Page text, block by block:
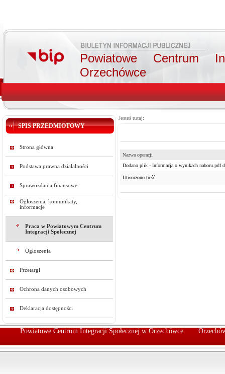
Powiatowe Centrum
Orzechówce
SPIS PRZEDMIOTOWY
Strona główna
Podstawa prawna działalności
Sprawozdania finansowe
Ogłoszenia, komunikaty,
informacje
Praca w Powiatowym Centrum
Integracji Społecznej
Ogłoszenia
Przetargi
Ochrona danych osobowych
Deklaracja dostępności
Jesteś tutaj:
Nazwa operacji
Dodano plik - Informacja o wynikach naboru.pdf
Utworzono treść
Powiatowe Centrum Integracji Społecznej w Orzechówce